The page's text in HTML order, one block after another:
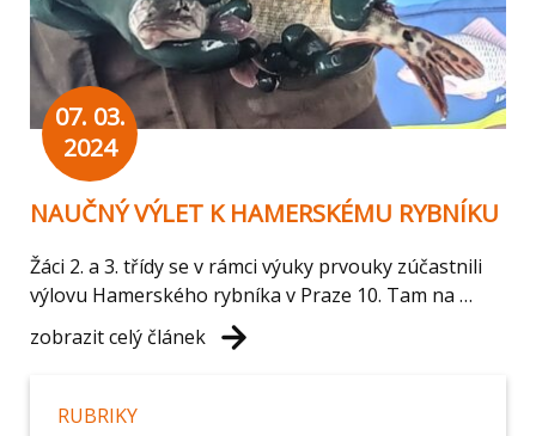
07. 03.
2024
NAUČNÝ VÝLET K HAMERSKÉMU RYBNÍKU
Žáci 2. a 3. třídy se v rámci výuky prvouky zúčastnili
výlovu Hamerského rybníka v Praze 10. Tam na …
zobrazit celý článek
RUBRIKY